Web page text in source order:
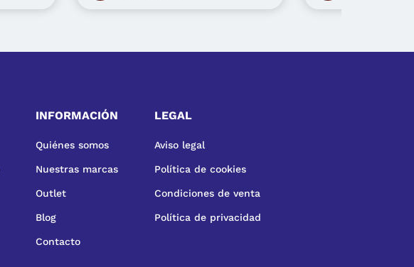
INFORMACIÓN
Quiénes somos
Nuestras marcas
Outlet
Blog
Contacto
LEGAL
Aviso legal
Política de cookies
Condiciones de venta
Política de privacidad